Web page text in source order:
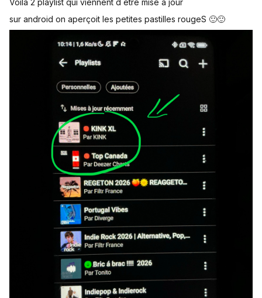
Voilà 2 playlist qui viennent d être mise à jour
sur android on aperçoit les petites pastilles rougeS 🙂🙂